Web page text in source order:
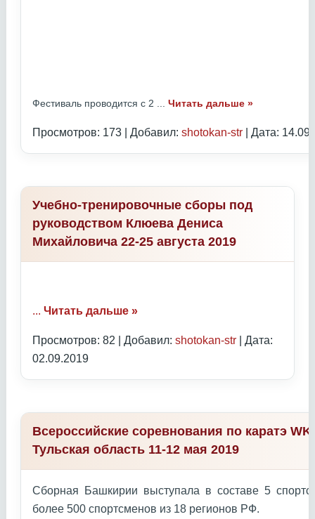
Фестиваль проводится с 2 Читать дальше »
Просмотров: 173 | Добавил: shotokan-str | Дата:
Учебно-тренировочные сборы под
руководством Клюева Дениса
Михайловича 22-25 августа 2019
... Читать дальше »
Просмотров: 82 | Добавил: shotokan-str | Дата:
02.09.2019
Всероссийские соревнования по каратэ
Тульская область 11-12 мая 2019
Сборная Башкирии выступала в составе 5
более 500 спортсменов из 18 регионов РФ.